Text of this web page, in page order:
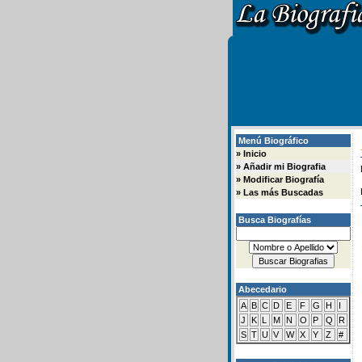
Menú Biográfico
» Inicio
» Añadir mi Biografia
» Modificar Biografía
» Las más Buscadas
Busca Biografías
Abecedario
A B C D E F G H
I
J
K L M N O P Q
R
S T U V W X Y Z #